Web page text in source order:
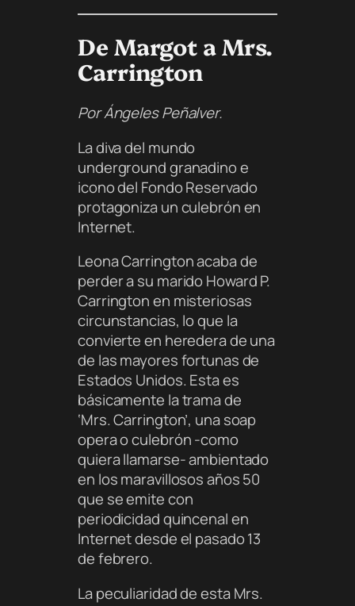
De Margot a Mrs.
Carrington
Por Ángeles Peñalver.
La diva del mundo
underground granadino e
icono del Fondo Reservado
protagoniza un culebrón en
Internet.
Leona Carrington acaba de
perder a su marido Howard P.
Carrington en misteriosas
circunstancias, lo que la
convierte en heredera de una
de las mayores fortunas de
Estados Unidos. Esta es
básicamente la trama de
‘Mrs. Carrington’, una soap
opera o culebrón -como
quiera llamarse- ambientado
en los maravillosos años 50
que se emite con
periodicidad quincenal en
Internet desde el pasado 13
de febrero.
La peculiaridad de esta Mrs.